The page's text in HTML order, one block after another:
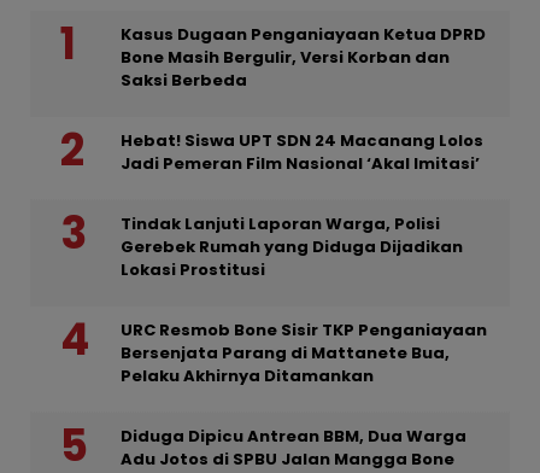
Kasus Dugaan Penganiayaan Ketua DPRD
Bone Masih Bergulir, Versi Korban dan
Saksi Berbeda
Hebat! Siswa UPT SDN 24 Macanang Lolos
Jadi Pemeran Film Nasional ‘Akal Imitasi’
Tindak Lanjuti Laporan Warga, Polisi
Gerebek Rumah yang Diduga Dijadikan
Lokasi Prostitusi
URC Resmob Bone Sisir TKP Penganiayaan
Bersenjata Parang di Mattanete Bua,
Pelaku Akhirnya Ditamankan
Diduga Dipicu Antrean BBM, Dua Warga
Adu Jotos di SPBU Jalan Mangga Bone